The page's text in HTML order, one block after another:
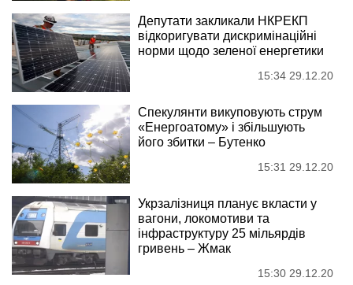
Депутати закликали НКРЕКП
відкоригувати дискримінаційні
норми щодо зеленої енергетики
15:34 29.12.20
Спекулянти викуповують струм
«Енергоатому» і збільшують
його збитки – Бутенко
15:31 29.12.20
Укрзалізниця планує вкласти у
вагони, локомотиви та
інфраструктуру 25 мільярдів
гривень – Жмак
15:30 29.12.20